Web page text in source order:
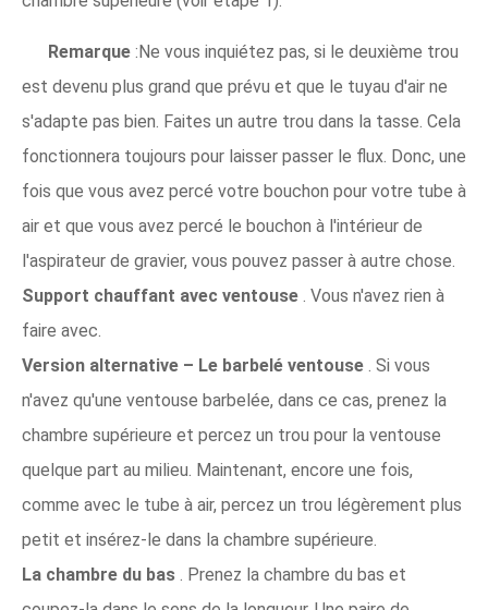
Remarque :Ne vous inquiétez pas, si le deuxième trou
est devenu plus grand que prévu et que le tuyau d'air ne
s'adapte pas bien. Faites un autre trou dans la tasse. Cela
fonctionnera toujours pour laisser passer le flux. Donc, une
fois que vous avez percé votre bouchon pour votre tube à
air et que vous avez percé le bouchon à l'intérieur de
l'aspirateur de gravier, vous pouvez passer à autre chose.
Support chauffant avec ventouse . Vous n'avez rien à
faire avec.
Version alternative – Le barbelé ventouse . Si vous
n'avez qu'une ventouse barbelée, dans ce cas, prenez la
chambre supérieure et percez un trou pour la ventouse
quelque part au milieu. Maintenant, encore une fois,
comme avec le tube à air, percez un trou légèrement plus
petit et insérez-le dans la chambre supérieure.
La chambre du bas . Prenez la chambre du bas et